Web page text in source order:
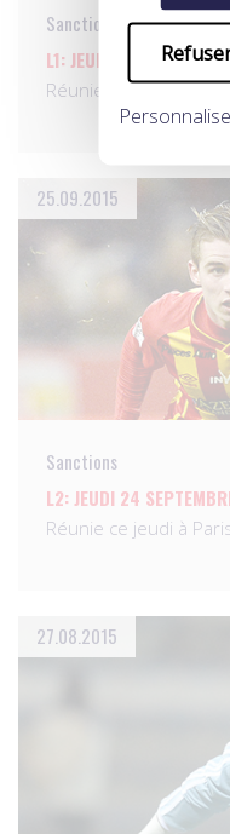
Sanctions
L1: JEUDI 24
Réunie ce jeudi à
25.09.2015
Sanctions
L2: JEUDI 24
Réunie ce jeudi à
27.08.2015